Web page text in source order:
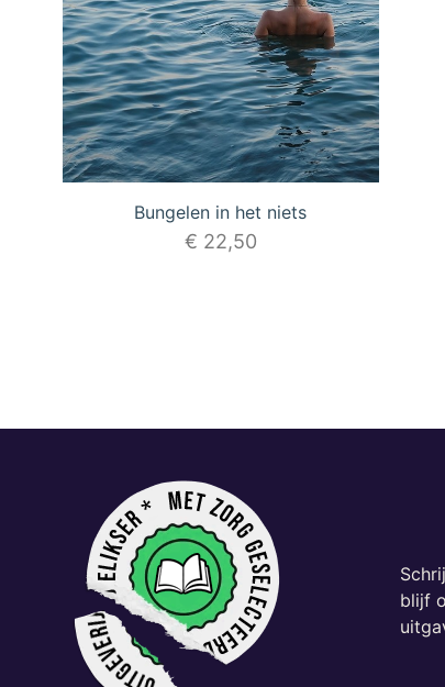
Bungelen in het niets
€ 22,50
blijf